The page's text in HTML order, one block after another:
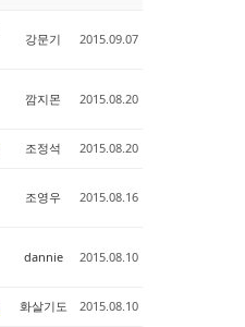
강문기 2015.09.07
깜지몬 2015.08.20
조정석 2015.08.20
조영우 2015.08.16
dannie 2015.08.10
화살기도 2015.08.10